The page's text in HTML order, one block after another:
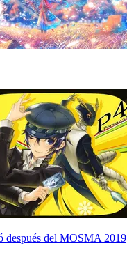
después del MOSMA 2019